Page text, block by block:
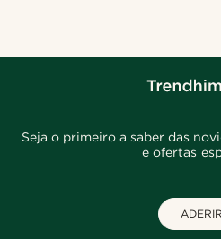
Seja o primeiro a saber das
e ofertas
ADERIR